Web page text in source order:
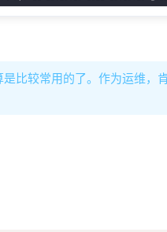
比较常用的了。作为运维